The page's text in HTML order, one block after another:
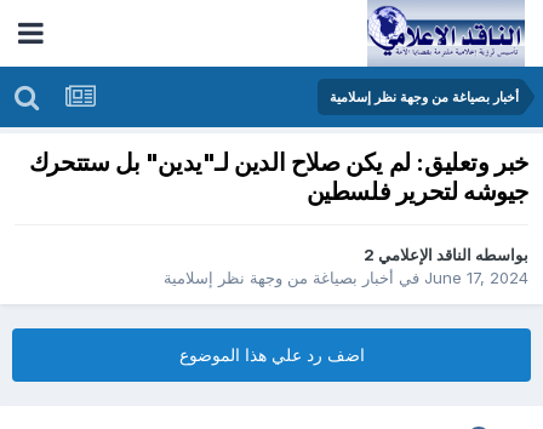
أخبار بصياغة من وجهة نظر إسلامية
خبر وتعليق: لم يكن صلاح الدين لـ"يدين" بل ستتحرك
جيوشه لتحرير فلسطين
بواسطهالناقد الإعلامي 2
June 17, 2024في أخبار بصياغة من وجهة نظر إسلامية
اضف رد علي هذا الموضوع